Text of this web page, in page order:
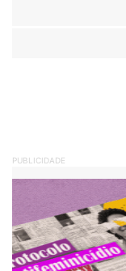
PUBLICIDADE